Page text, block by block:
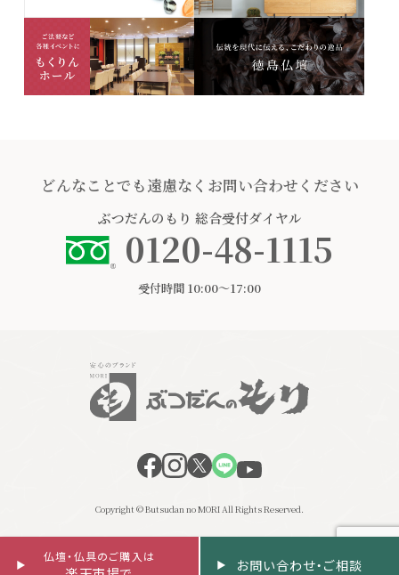
どんなことでも遠慮なくお問い合わせください
ぶつだんのもり 総合受付ダイヤル
0120-48-1115
受付時間 10:00〜17:00
Copyright © Butsudan no MORI All Rights Reserved.
仏壇・仏具のご購入は お問い合わせ・ご相談